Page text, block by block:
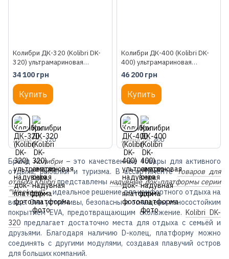
Колибри ДК-320 (Kolibri DK-
320) ультрамариновая
надувная док-платформа
34 100 грн
Купить
Длина, см 320
Колибри ДК-400 (Kolibri DK-
400) ультрамариновая
надувная док-платформа
46 200 грн
Купить
Длина, см 400
БрендКолибри– это качественные товары для активного
отдыха, рыбалки и туризма. В ассортиментетоваров для
отдыха Kolibriпредставлены надувные док-платформы серии
"Weekend"– идеальное решение для комфортного отдыха на
воде. Они устойчивы, безопасны и оснащены износостойким
покрытием EVA, предотвращающим скольжение.Kolibri DK-
320 предлагает достаточно места для отдыха с семьёй и
друзьями. Благодаря наличию D-колец, платформу можно
соединять с другими модулями, создавая плавучий остров
для больших компаний.